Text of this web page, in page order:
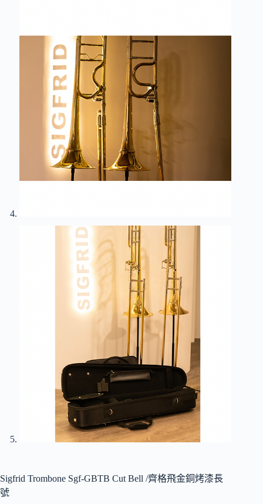
Sigfrid Trombone Sgf-GBTB Cut Bell /齊格飛金銅烤漆長
號